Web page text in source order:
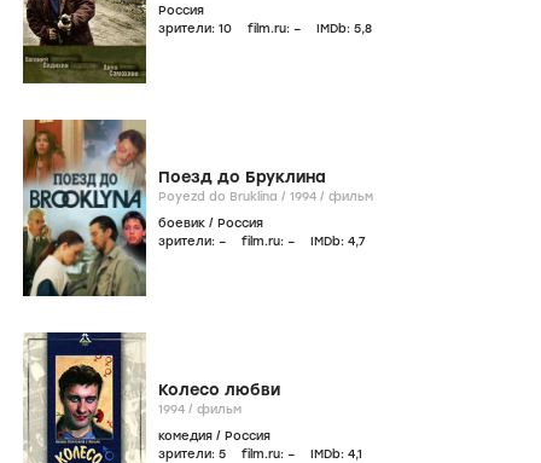
Россия
зрители: 10 film.ru: – IMDb: 5,8
Поезд до Бруклина
Poyezd do Bruklina / 1994 / фильм
боевик / Россия
зрители: – film.ru: – IMDb: 4,7
Колесо любви
1994 / фильм
комедия / Россия
зрители: 5 film.ru: – IMDb: 4,1